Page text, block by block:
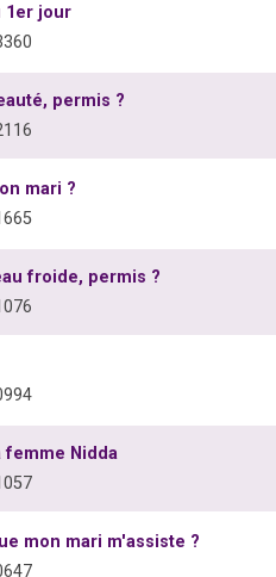
1er jour
permis ?
mari ?
froide, permis ?
femme Nidda
mon mari m'assiste ?